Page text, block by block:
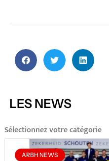
LES NEWS
Sélectionnez votre catégorie
ARBH NEWS